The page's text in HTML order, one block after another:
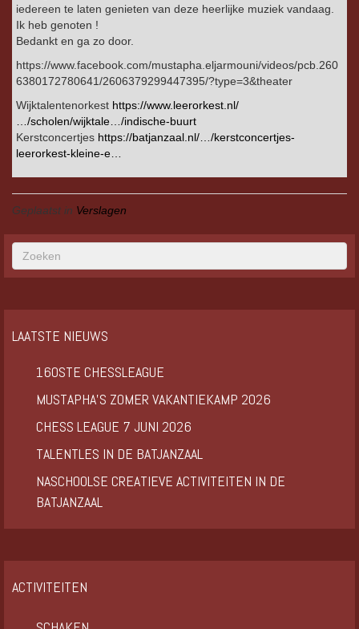
iedereen te laten genieten van deze heerlijke muziek vandaag.
Ik heb genoten !
Bedankt en ga zo door.
https://www.facebook.com/mustapha.eljarmouni/videos/pcb.260
6380172780641/2606379299447395/?type=3&theater
Wijktalentenorkest https://www.leerorkest.nl/
…/scholen/wijktale…/indische-buurt
Kerstconcertjes https://batjanzaal.nl/…/kerstconcertjes-
leerorkest-kleine-e…
Geplaatst in Verslagen
LAATSTE NIEUWS
160STE CHESSLEAGUE
MUSTAPHA’S ZOMER VAKANTIEKAMP 2026
CHESS LEAGUE 7 JUNI 2026
TALENTLES IN DE BATJANZAAL
NASCHOOLSE CREATIEVE ACTIVITEITEN IN DE
BATJANZAAL
ACTIVITEITEN